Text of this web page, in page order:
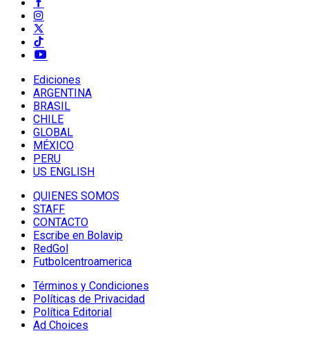
Ediciones
ARGENTINA
BRASIL
CHILE
GLOBAL
MÉXICO
PERU
US ENGLISH
QUIENES SOMOS
STAFF
CONTACTO
Escribe en Bolavip
RedGol
Futbolcentroamerica
Términos y Condiciones
Políticas de Privacidad
Política Editorial
Ad Choices